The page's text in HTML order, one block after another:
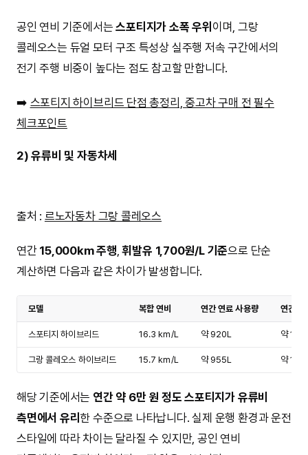
공인 연비 기준에서는스포티지가 소폭 우위 이며, 그랑
콜레오스는 듀얼 모터 구조 특성상 실주행 저속 구간에서의
전기 주행 비중이 높다는 점도 참고할 만합니다.
➡️ 스포티지 하이브리드 단점 총정리, 중고차 구매 전 필수
체크포인트
2) 유류비 및 자동차세
출처 :르노자동차 그랑 콜레오스
연간15,000km 주행,휘발유 1,700원/L 기준으로 단순